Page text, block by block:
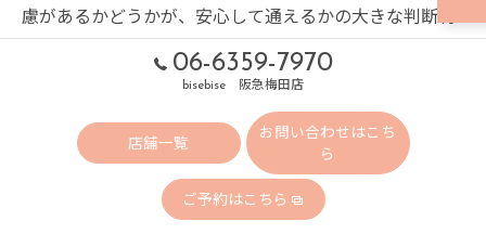
慮があるかどうかが、安心して通えるかの大きな判断材
料となります。
実際の利用者の口コミには「初めての利用でも丁寧に説
明してくれて安心できた」「無理な勧誘がなくリラック
スできた」といった声が多く見られます。失敗しないた
めには、複数店舗を比較し、自分に合った雰囲気やサー
ビスを見極めることが大切です。
06-6359-7970
bisebise 阪急梅田店
店舗一覧
お問い合わせはこち
ら
ご予約はこちら